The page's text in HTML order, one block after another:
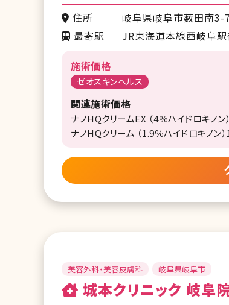
住所
岐阜県岐阜市薮田南3-
最寄駅
JR東海道本線西岐阜
施術価格
ゼオスキンヘルス
関連施術価格
ナノHQクリームEX （4％ハイドロキノン
ナノHQクリーム （1.9％ハイドロキノン
美容外科・美容皮膚科 岐阜県岐阜市
城本クリニック 岐阜